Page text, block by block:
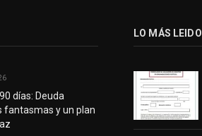
días: Deuda
fantasmas y un plan
LO MÁS LEIDO